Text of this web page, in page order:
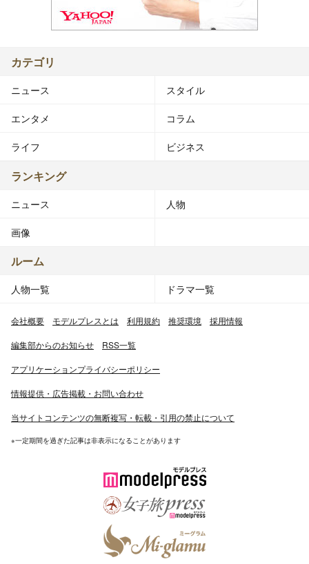
カテゴリ
ニュース スタイル
エンタメ コラム
ライフ ビジネス
ランキング
ニュース 人物
画像
ルーム
人物一覧 ドラマ一覧
会社概要 モデルプレスとは 利用規約 推奨環境 採用情報
編集部からのお知らせ RSS一覧
アプリケーションプライバシーポリシー
情報提供・広告掲載・お問い合わせ
当サイトコンテンツの無断複写・転載・引用の禁止について
※一定期間を過ぎた記事は非表示になることがあります